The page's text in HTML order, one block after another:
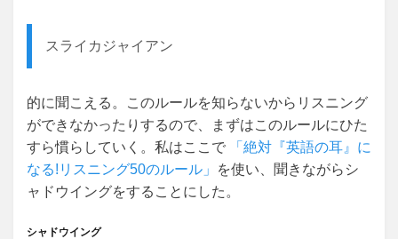
スライカジャイアン
的に聞こえる。このルールを知らないからリスニング
ができなかったりするので、まずはこのルールにひた
すら慣らしていく。私はここで
「絶対『英語の耳』に
なる!リスニング50のルール」
を使い、聞きながらシ
ャドウイングをすることにした。
シャドウイング